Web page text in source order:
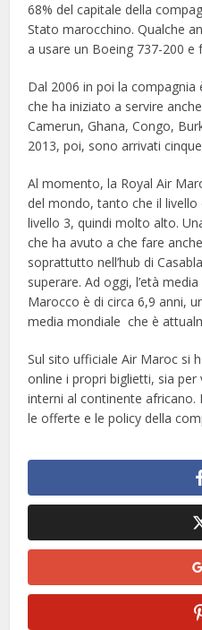
68% del capitale della
Stato marocchino. Qualche
a usare un Boeing 737-200 e
Dal 2006 in poi la
che ha iniziato a servire
Camerun, Ghana, Congo,
2013, poi, sono arrivati
Al momento, la Royal Air
del mondo, tanto che il livello
livello 3, quindi molto alto.
che ha avuto a che fare
soprattutto nell’hub di
superare. Ad oggi, l’età
Marocco è di circa 6,9 anni,
media mondiale che è
Sul sito ufficiale Air Maroc si
online i propri biglietti, sia per
interni al continente
le offerte e le policy della